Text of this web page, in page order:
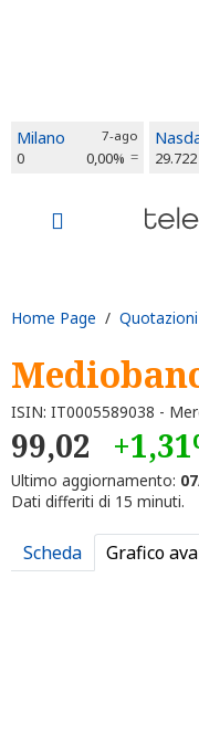
Milano 7-ago
0 0,00% 29.722
Home Page / Quotazioni
ISIN: IT0005589038 -
99,02
Ultimo aggiornamento:
Dati differiti di 15 minuti.
Scheda Grafico